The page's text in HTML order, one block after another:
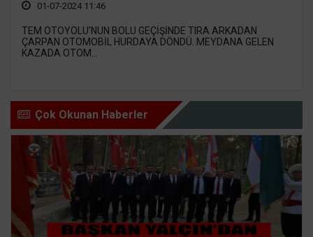
01-07-2024 11:46
TEM OTOYOLU’NUN BOLU GEÇİŞİNDE TIRA ARKADAN
ÇARPAN OTOMOBİL HURDAYA DÖNDÜ. MEYDANA GELEN
KAZADA OTOM...
Çok Okunan Haberler